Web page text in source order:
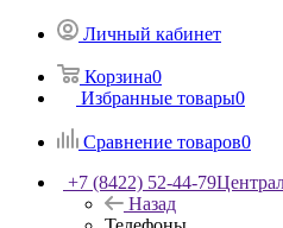
Личный кабинет
Корзина0
Избранные товары0
Сравнение товаров0
+7 (8422) 52-44-79
Назад